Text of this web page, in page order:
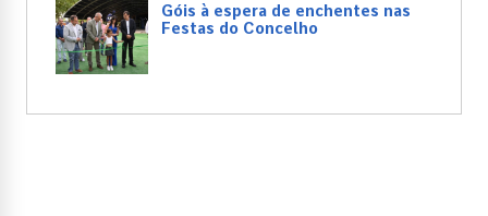
Góis à espera de enchentes nas
Festas do Concelho